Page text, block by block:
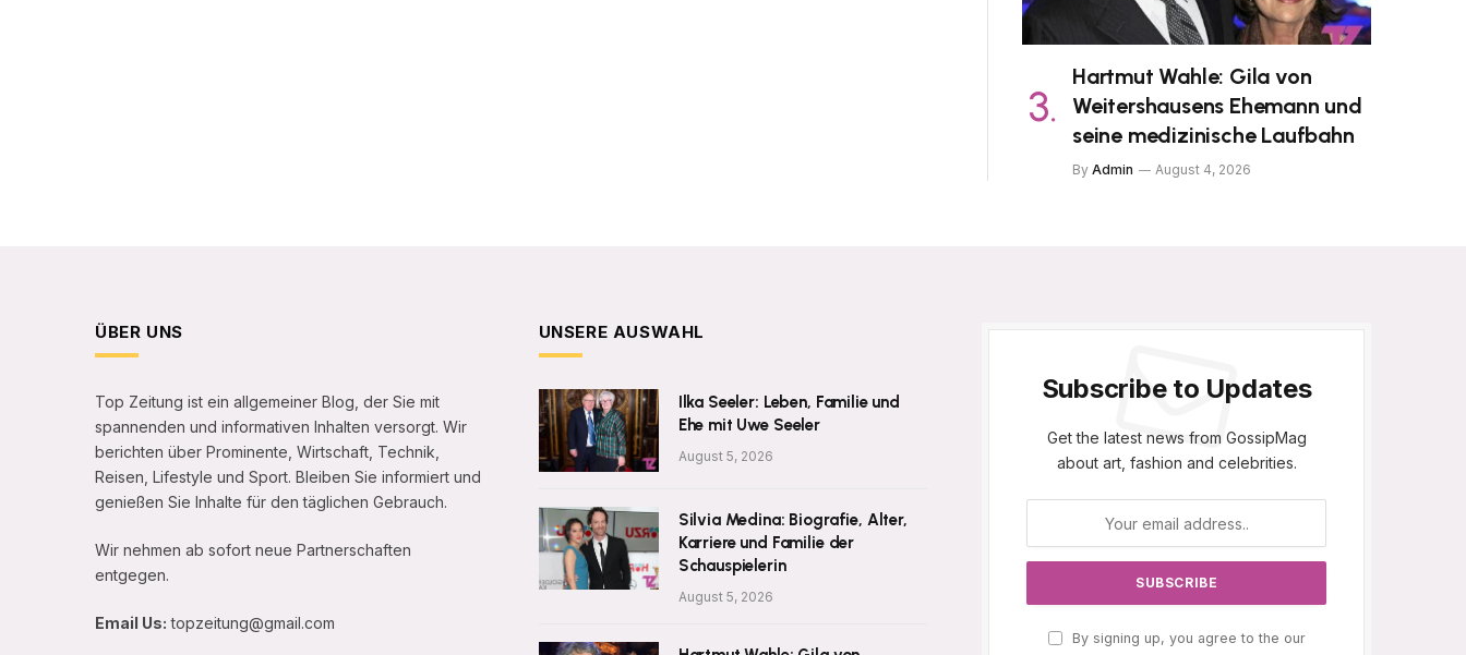
Hartmut Wahle: Gila von
Weitershausens Ehemann und
seine medizinische Laufbahn
By Admin August 4, 2026
ÜBER UNS
Top Zeitung ist ein allgemeiner Blog, der Sie mit
spannenden und informativen Inhalten versorgt. Wir
berichten über Prominente, Wirtschaft, Technik,
Reisen, Lifestyle und Sport. Bleiben Sie informiert und
genießen Sie Inhalte für den täglichen Gebrauch.
Wir nehmen ab sofort neue Partnerschaften
entgegen.
Email Us: topzeitung@gmail.com
UNSERE AUSWAHL
Ilka Seeler: Leben, Familie und
Ehe mit Uwe Seeler
August 5, 2026
Silvia Medina: Biografie, Alter,
Karriere und Familie der
Schauspielerin
August 5, 2026
Subscribe to Updates
Get the latest news from GossipMag
about art, fashion and celebrities.
By signing up, you agree to the our